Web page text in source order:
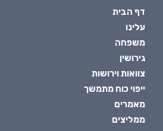
דף הבית
עלינו
משפחה
גירושין
צוואות וירושות
ייפוי כוח מתמשך
מאמרים
ממליצים